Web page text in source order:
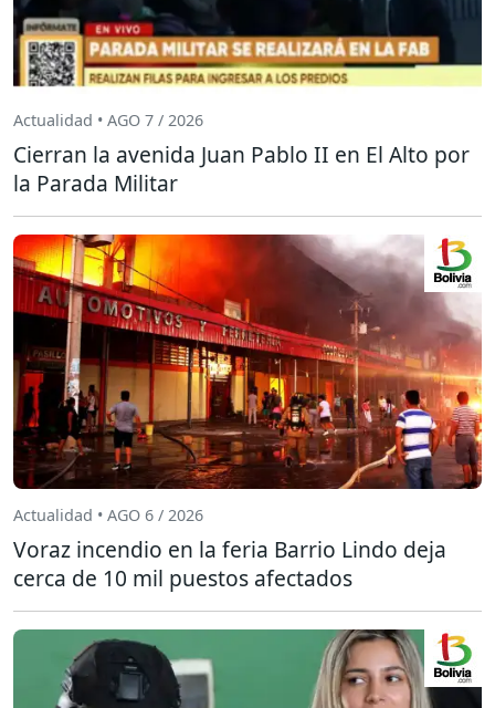
Actualidad • AGO 7 / 2026
Cierran la avenida Juan Pablo II en El Alto por
la Parada Militar
Actualidad • AGO 6 / 2026
Voraz incendio en la feria Barrio Lindo deja
cerca de 10 mil puestos afectados